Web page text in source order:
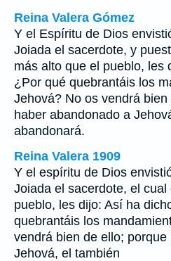
Reina Valera Gómez
Y el Espíritu de Dios
Joiada el sacerdote, y
más alto que el pueblo, les
¿Por qué quebrantáis los
Jehová? No os vendrá
haber abandonado a
abandonará.
Reina Valera 1909
Y el espíritu de Dios
Joiada el sacerdote, el cual
pueblo, les dijo: Así ha
quebrantáis los
vendrá bien de ello;
Jehová, el también